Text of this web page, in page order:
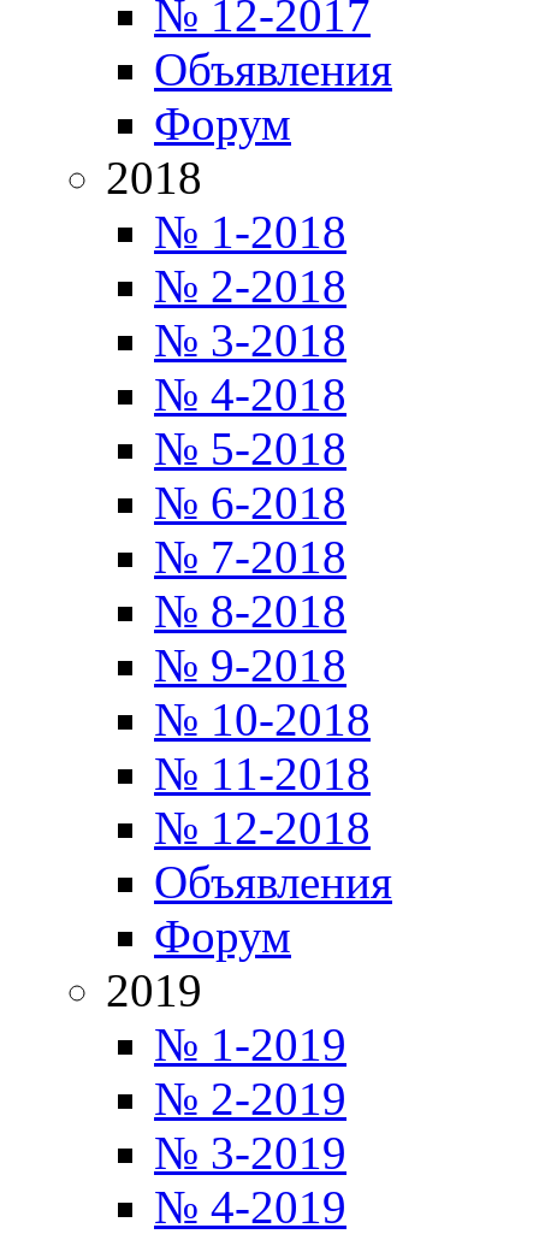
№ 12-2017
Объявления
Форум
2018
№ 1-2018
№ 2-2018
№ 3-2018
№ 4-2018
№ 5-2018
№ 6-2018
№ 7-2018
№ 8-2018
№ 9-2018
№ 10-2018
№ 11-2018
№ 12-2018
Объявления
Форум
2019
№ 1-2019
№ 2-2019
№ 3-2019
№ 4-2019